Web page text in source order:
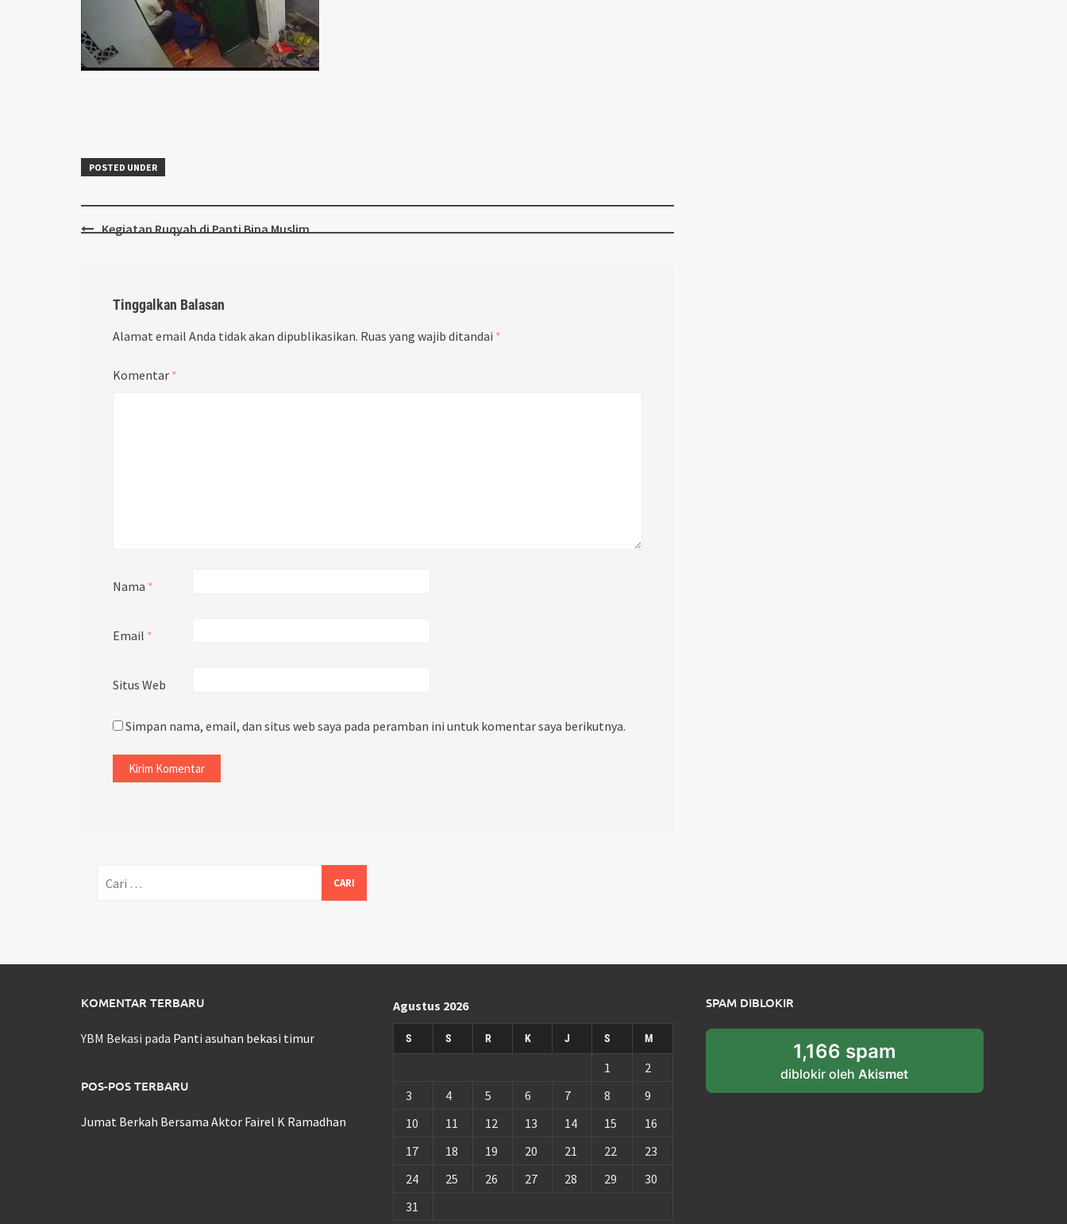
POSTED UNDER
PostKegiatan Ruqyah di Panti Bina Muslim
Tinggalkan Balasan
Alamat email Anda tidak akan dipublikasikan. Ruas yang wajib ditandai *
Komentar *
Nama *
Email *
Situs Web
Simpan nama, email, dan situs web saya pada peramban ini untuk komentar saya berikutnya.
untuk:
KOMENTAR TERBARU
YBM Bekasi pada Panti asuhan bekasi timur
POS-POS TERBARU
Jumat Berkah Bersama Aktor Fairel K Ramadhan
Agustus 2026
S S R K J S M
1
2
3
4 5 6 7 8
9
10
11 12 13 14 15
16
17
18 19 20 21 22
23
24
25 26 27 28 29
30
31
SPAM DIBLOKIR
1,166 spam
diblokir olehAkismet